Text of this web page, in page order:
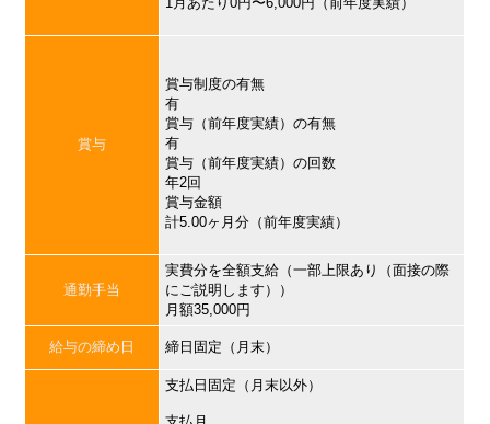
賞与
賞与制度の有無
有
賞与（前年度実績）の有無
有
賞与（前年度実績）の回数
年2回
賞与金額
計5.00ヶ月分（前年度実績）
通勤手当
実費分を全額支給（一部上限あり（面接の際
にご説明します））
月額35,000円
給与の締め日 締日固定（月末）
支払日固定（月末以外）